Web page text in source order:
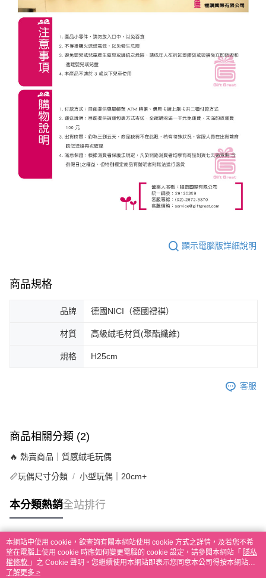
顯示電腦版詳細說明
商品規格
品牌 德國NICI（德國禮祺）
材質 高級絨毛材質(聚酯纖維)
規格 H25cm
客服
商品相關分類 (2)
🔥 熱賣商品｜質感絨毛玩偶
📏玩偶尺寸分類 小型玩偶｜20cm+
本分類熱銷全站排行
熱門標籤
本網站中使用 cookie，欲查詢有關本網站使用 cookie 方式之詳情，及若您不希
望在電腦上使用 cookie 時應如何變更電腦的 cookie 設定，請參閱本網站「 隱私
權條款 」之 Cookie 聲明。您繼續使用本網站即表示您同意本公司得按本網站使
用條款之 Cookie 聲明使用 cookie。
了解更多 >